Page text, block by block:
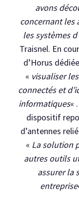
avons
concernant les
les systèmes
Traisnel. En
d’Horus
« visualiser
connectés et
informatiques«
dispositif
d’antennes
« La solution
autres outils
assurer la
entreprise